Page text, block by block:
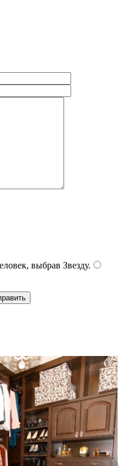
выбрав Звезду.